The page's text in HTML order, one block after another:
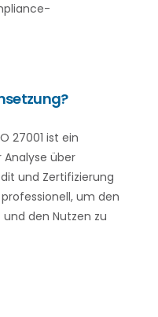
27001 ist ein
Analyse über
und Zertifizierung
um den
den Nutzen zu